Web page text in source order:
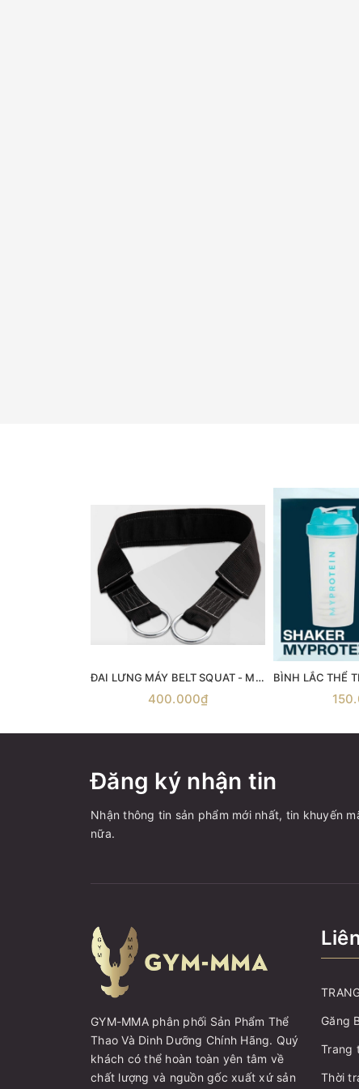
ĐAI LƯNG MÁY BELT SQUAT - Máy gánh đùi với dây đai Belt Squat
400.000₫
Đăng ký nhận tin
Nhận thông tin sản phẩm mới nhất, tin khuyến
nữa.
GYM-MMA phân phối Sản Phẩm Thể
Thao Và Dinh Dưỡng Chính Hãng. Quý
khách có thể hoàn toàn yên tâm về
chất lượng và nguồn gốc xuất xứ sản
Găng
Trang
Thời